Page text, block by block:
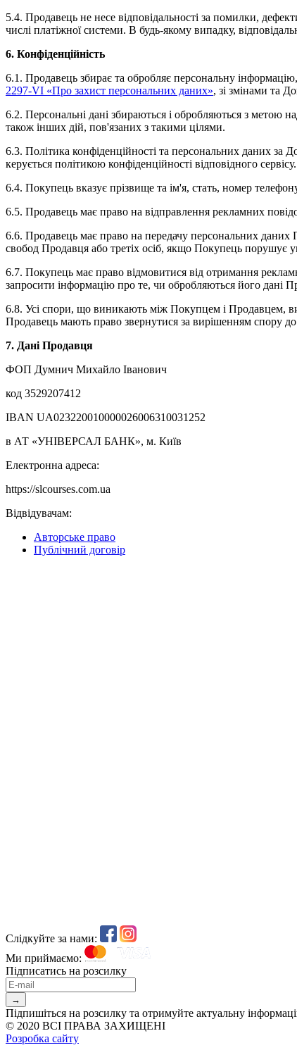
5.4. Продавець не несе відповідальності за помилки,
числі платіжної системи. В будь-якому випадку,
6. Конфіденційність
6.1. Продавець збирає та обробляє персональну
2297-VI «Про захист персональних даних», зі змінами та
6.2. Персональні дані збираються і обробляються з
також інших дій, пов'язаних з такими цілями.
6.3. Політика конфіденційності та персональних даних за
керується політикою конфіденційності відповідного сервісу.
6.4. Покупець вказує прізвище та ім'я, стать, номер
6.5. Продавець має право на відправлення рекламних
6.6. Продавець має право на передачу персональних даних
свобод Продавця або третіх осіб, якщо Покупець порушує
6.7. Покупець має право відмовитися від отримання
запросити інформацію про те, чи обробляються його дані
6.8. Усі спори, що виникають між Покупцем і Продавцем,
Продавець мають право звернутися за вирішенням спору
7. Дані Продавця
ФОП Думнич Михайло Іванович
код 3529207412
IBAN UA023220010000026006310031252
в АТ «УНІВЕРСАЛ БАНК», м. Київ
Електронна адреса:
https://slcourses.com.ua
Відвідувачам:
Авторське право
Публічний договір
Слідкуйте за нами:
Ми приймаємо:
Підписатись на розсилку
→
Підпишіться на розсилку та отримуйте актуальну
© 2020 ВСІ ПРАВА ЗАХИЩЕНІ
Розробка сайту